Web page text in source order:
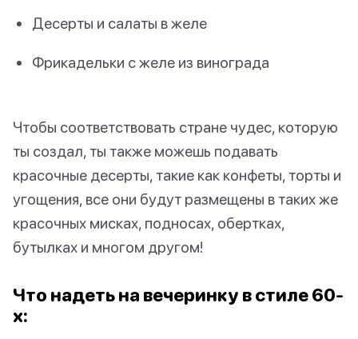
Десерты и салаты в желе
Фрикадельки с желе из винограда
Чтобы соответствовать стране чудес, которую
ты создал, ты также можешь подавать
красочные десерты, такие как конфеты, торты и
угощения, все они будут размещены в таких же
красочных мисках, подносах, обертках,
бутылках и многом другом!
Что надеть на вечеринку в стиле 60-
х: